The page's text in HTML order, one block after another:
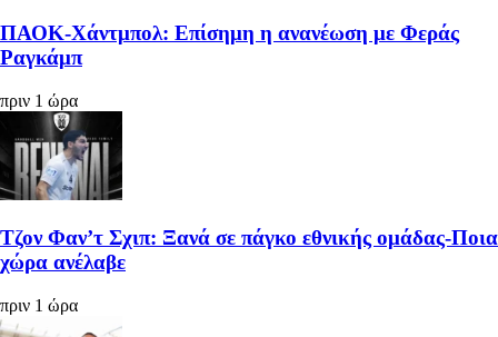
ΠΑΟΚ-Χάντμπολ: Επίσημη η ανανέωση με Φεράς
Ραγκάμπ
πριν 1 ώρα
Τζον Φαν’τ Σχιπ: Ξανά σε πάγκο εθνικής ομάδας-Ποια
χώρα ανέλαβε
πριν 1 ώρα